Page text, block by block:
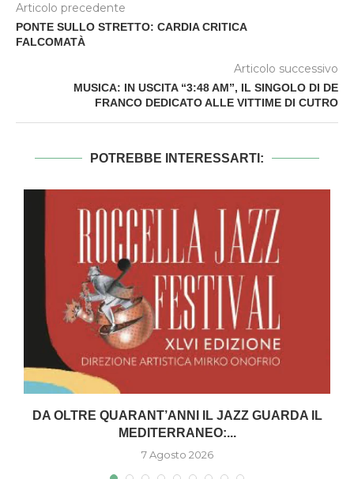
Articolo precedente
PONTE SULLO STRETTO: CARDIA CRITICA
FALCOMATÀ
Articolo successivo
MUSICA: IN USCITA “3:48 AM”, IL SINGOLO DI DE
FRANCO DEDICATO ALLE VITTIME DI CUTRO
POTREBBE INTERESSARTI:
DA OLTRE QUARANT’ANNI IL JAZZ GUARDA IL
MEDITERRANEO:...
7 Agosto 2026